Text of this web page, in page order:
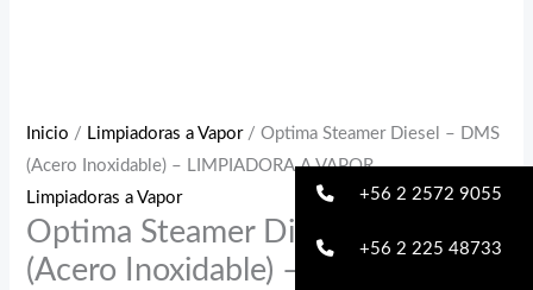
Inicio / Limpiadoras a Vapor/ Optima Steamer Diesel – DMS
(Acero Inoxidable) – LIMPIADORA A VAPOR
Limpiadoras a Vapor
Optima Steamer Diesel – DMS
(Acero Inoxidable) –
+56 2 2572 9055
+56 2 225 48733